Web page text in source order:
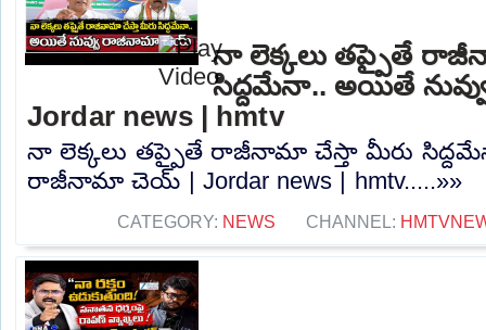
నా లెక్కలు తప్పైతే
సిద్దమేనా.. అయితే
Jordar news | hmtv
నా లెక్కలు తప్పైతే రాజీనామా చేస్తా మీరు
రాజీనామా చెయ్ | Jordar news | hmtv.....»»
CATEGORY: NEWS CHANNEL: